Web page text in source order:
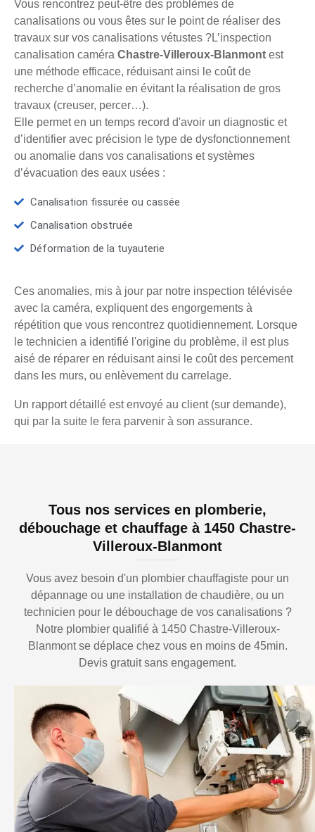
Vous rencontrez peut-être des problèmes de
canalisations ou vous êtes sur le point de réaliser des
travaux sur vos canalisations vétustes ?L’inspection
canalisation caméra Chastre-Villeroux-Blanmont est
une méthode efficace, réduisant ainsi le coût de
recherche d’anomalie en évitant la réalisation de gros
travaux (creuser, percer…).
Elle permet en un temps record d'avoir un diagnostic et
d’identifier avec précision le type de dysfonctionnement
ou anomalie dans vos canalisations et systèmes
d’évacuation des eaux usées :
Canalisation fissurée ou cassée
Canalisation obstruée
Déformation de la tuyauterie
Ces anomalies, mis à jour par notre inspection télévisée
avec la caméra, expliquent des engorgements à
répétition que vous rencontrez quotidiennement. Lorsque
le technicien a identifié l'origine du problème, il est plus
aisé de réparer en réduisant ainsi le coût des percement
dans les murs, ou enlèvement du carrelage.
Un rapport détaillé est envoyé au client (sur demande),
qui par la suite le fera parvenir à son assurance.
Tous nos services en plomberie,
débouchage et chauffage à 1450 Chastre-
Villeroux-Blanmont
Vous avez besoin d'un plombier chauffagiste pour un
dépannage ou une installation de chaudière, ou un
technicien pour le débouchage de vos canalisations ?
Notre plombier qualifié à 1450 Chastre-Villeroux-
Blanmont se déplace chez vous en moins de 45min.
Devis gratuit sans engagement.